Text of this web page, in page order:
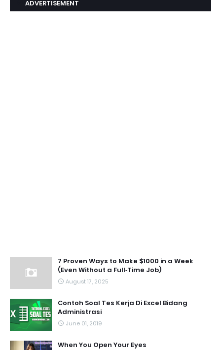
ADVERTISEMENT
7 Proven Ways to Make $1000 in a Week
(Even Without a Full‑Time Job)
August 17, 2025
Contoh Soal Tes Kerja Di Excel Bidang
Administrasi
June 01, 2019
When You Open Your Eyes